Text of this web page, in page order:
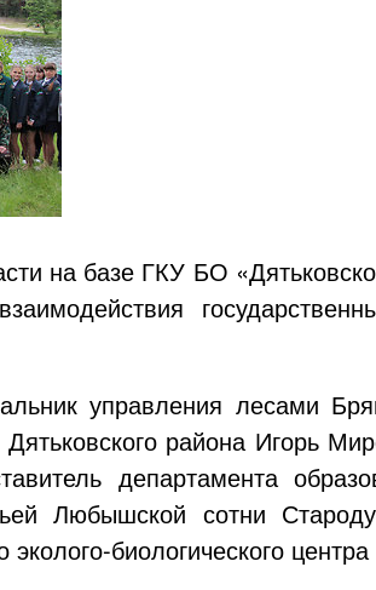
на базе ГКУ БО
управления лесами
Дятьковского района Игорь
департамента
Любышской сотни
эколого-биологического